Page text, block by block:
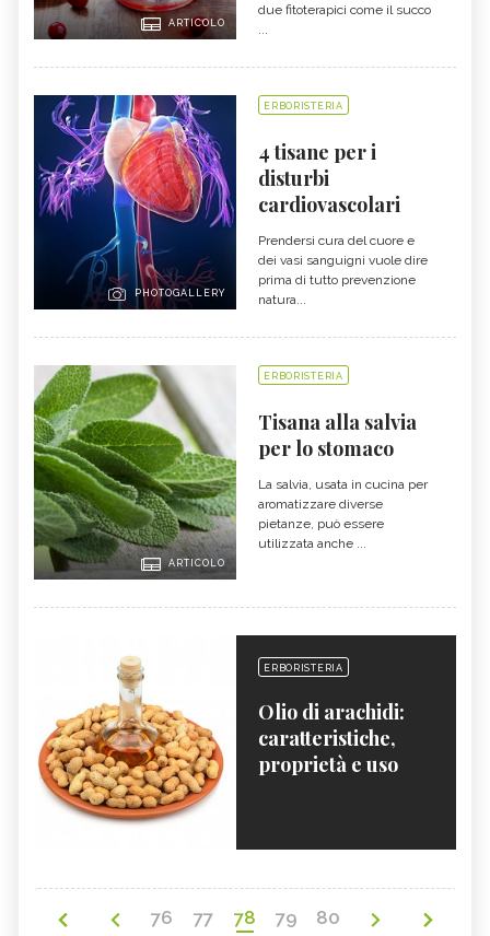
ARTICOLO
due fitoterapici come il succo
...
PHOTOGALLERY
ERBORISTERIA
4 tisane per i
disturbi
cardiovascolari
Prendersi cura del cuore e
dei vasi sanguigni vuole dire
prima di tutto prevenzione
natura...
ARTICOLO
ERBORISTERIA
Tisana alla salvia
per lo stomaco
La salvia, usata in cucina per
aromatizzare diverse
pietanze, può essere
utilizzata anche ...
ERBORISTERIA
Olio di arachidi:
caratteristiche,
proprietà e uso
76 77 78 79 80